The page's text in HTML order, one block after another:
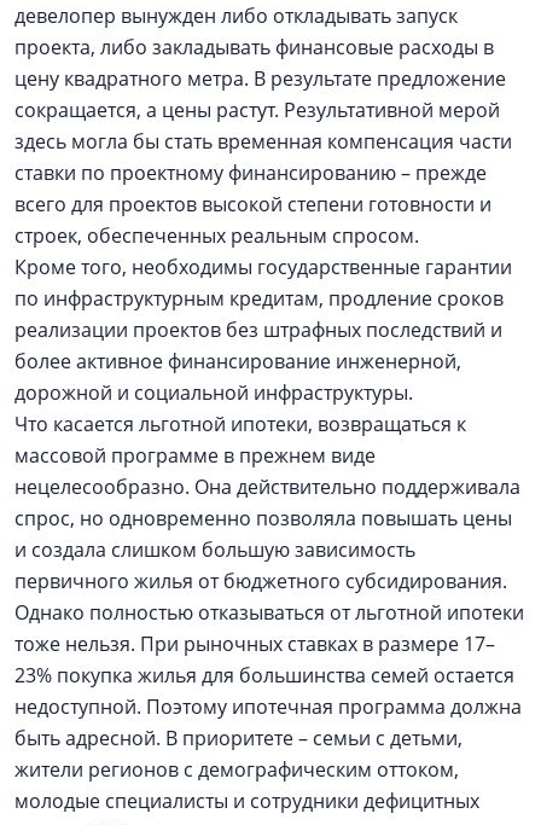
девелопер вынужден либо откладывать запуск
проекта, либо закладывать финансовые расходы в
цену квадратного метра. В результате предложение
сокращается, а цены растут. Результативной мерой
здесь могла бы стать временная компенсация части
ставки по проектному финансированию – прежде
всего для проектов высокой степени готовности и
строек, обеспеченных реальным спросом.
Кроме того, необходимы государственные гарантии
по инфраструктурным кредитам, продление сроков
реализации проектов без штрафных последствий и
более активное финансирование инженерной,
дорожной и социальной инфраструктуры.
Что касается льготной ипотеки, возвращаться к
массовой программе в прежнем виде
нецелесообразно. Она действительно поддерживала
спрос, но одновременно позволяла повышать цены
и создала слишком большую зависимость
первичного жилья от бюджетного субсидирования.
Однако полностью отказываться от льготной ипотеки
тоже нельзя. При рыночных ставках в размере 17–
23% покупка жилья для большинства семей остается
недоступной. Поэтому ипотечная программа должна
быть адресной. В приоритете – семьи с детьми,
жители регионов с демографическим оттоком,
молодые специалисты и сотрудники дефицитных